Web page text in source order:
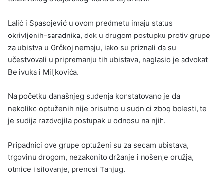
Lalić i Spasojević u ovom predmetu imaju status
okrivljenih-saradnika, dok u drugom postupku protiv grupe
za ubistva u Grčkoj nemaju, iako su priznali da su
učestvovali u pripremanju tih ubistava, naglasio je advokat
Belivuka i Miljkovića.
Na početku današnjeg suđenja konstatovano je da
nekoliko optuženih nije prisutno u sudnici zbog bolesti, te
je sudija razdvojila postupak u odnosu na njih.
Pripadnici ove grupe optuženi su za sedam ubistava,
trgovinu drogom, nezakonito držanje i nošenje oružja,
otmice i silovanje, prenosi Tanjug.